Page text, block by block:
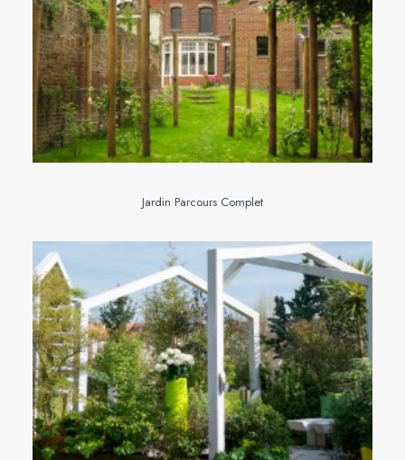
Jardin Parcours Complet